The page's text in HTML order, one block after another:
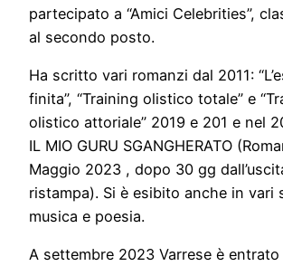
partecipato a “Amici Celebrities”,
al secondo posto.
Ha scritto vari romanzi dal 2011:
finita”, “Training olistico totale” e
olistico attoriale” 2019 e 201 e nel
IL MIO GURU SGANGHERATO
Maggio 2023 , dopo 30 gg
ristampa). Si è esibito anche in vari
musica e poesia.
A settembre 2023 Varrese è entrato